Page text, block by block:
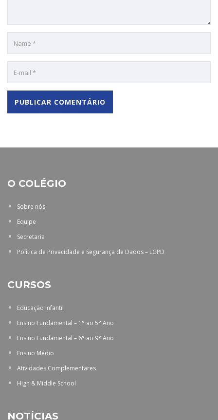
O COLÉGIO
Sobre nós
Equipe
Secretaria
Política de Privacidade e Segurança de Dados – LGPD
CURSOS
Educação Infantil
Ensino Fundamental – 1° ao 5° Ano
Ensino Fundamental – 6° ao 9° Ano
Ensino Médio
Atividades Complementares
High & Middle School
NOTÍCIAS